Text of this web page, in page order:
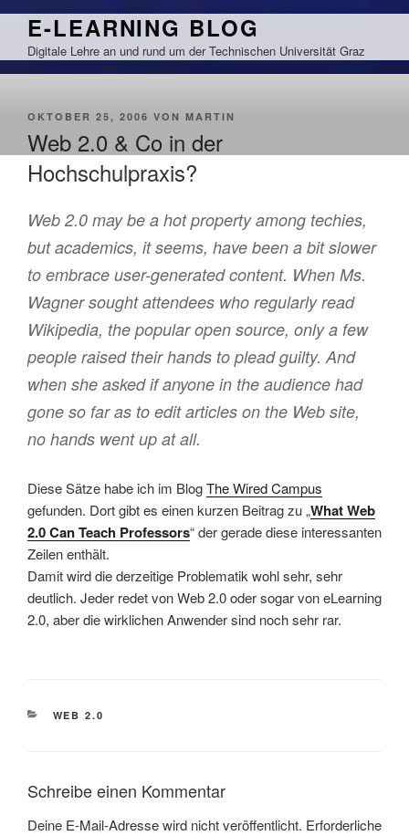
Zum
springen
E-LEARNING BLOG
Digitale Lehre an und rund um der Technischen Universität Graz
VERÖFFENTLICHT
OKTOBER 25, 2006 VON MARTIN
Web 2.0 & Co in der
Hochschulpraxis?
Web 2.0 may be a hot property among techies,
but academics, it seems, have been a bit slower
to embrace user-generated content. When Ms.
Wagner sought attendees who regularly read
Wikipedia, the popular open source, only a few
people raised their hands to plead guilty. And
when she asked if anyone in the audience had
gone so far as to edit articles on the Web site,
no hands went up at all.
Diese Sätze habe ich im BlogThe Wired Campus
gefunden. Dort gibt es einen kurzen Beitrag zu „What Web
2.0 Can Teach Professors“ der gerade diese interessanten
Zeilen enthält.
Damit wird die derzeitige Problematik wohl sehr, sehr
deutlich. Jeder redet von Web 2.0 oder sogar von eLearning
2.0, aber die wirklichen Anwender sind noch sehr rar.
KATEGORIEN
WEB 2.0
Schreibe einen Kommentar
Deine E-Mail-Adresse wird nicht veröffentlicht. Erforderliche